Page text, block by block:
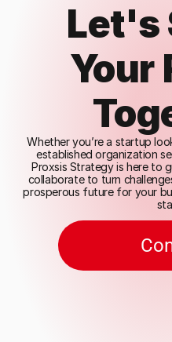
Let's
Your
Whether you’re a startup
established organization
Proxsis Strategy is here to
collaborate to turn
prosperous future for your